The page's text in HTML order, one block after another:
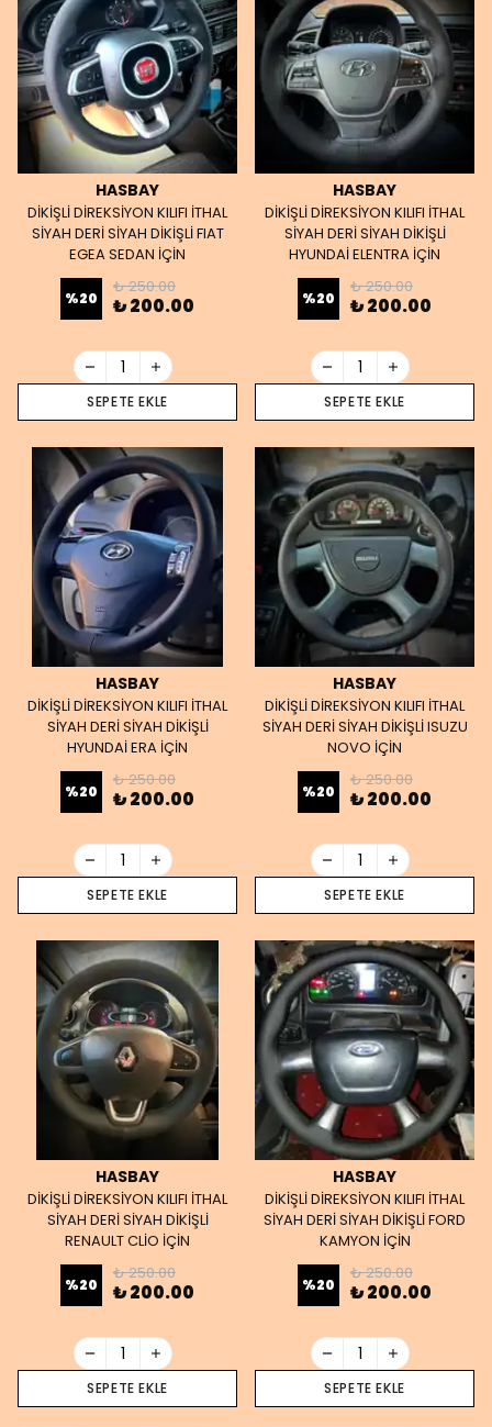
HASBAY
DİKİŞLİ DİREKSİYON KILIFI İTHAL
SİYAH DERİ SİYAH DİKİŞLİ FIAT
EGEA SEDAN İÇİN
%20
₺ 250.00
₺ 200.00
SEPETE EKLE
HASBAY
DİKİŞLİ DİREKSİYON KILIFI İTHAL
SİYAH DERİ SİYAH DİKİŞLİ
HYUNDAİ ELENTRA İÇİN
%20
₺ 250.00
₺ 200.00
SEPETE EKLE
HASBAY
DİKİŞLİ DİREKSİYON KILIFI İTHAL
SİYAH DERİ SİYAH DİKİŞLİ
HYUNDAİ ERA İÇİN
%20
₺ 250.00
₺ 200.00
SEPETE EKLE
HASBAY
DİKİŞLİ DİREKSİYON KILIFI İTHAL
SİYAH DERİ SİYAH DİKİŞLİ ISUZU
NOVO İÇİN
%20
₺ 250.00
₺ 200.00
SEPETE EKLE
HASBAY
DİKİŞLİ DİREKSİYON KILIFI İTHAL
SİYAH DERİ SİYAH DİKİŞLİ
RENAULT CLİO İÇİN
%20
₺ 250.00
₺ 200.00
SEPETE EKLE
HASBAY
DİKİŞLİ DİREKSİYON KILIFI İTHAL
SİYAH DERİ SİYAH DİKİŞLİ FORD
KAMYON İÇİN
%20
₺ 250.00
₺ 200.00
SEPETE EKLE